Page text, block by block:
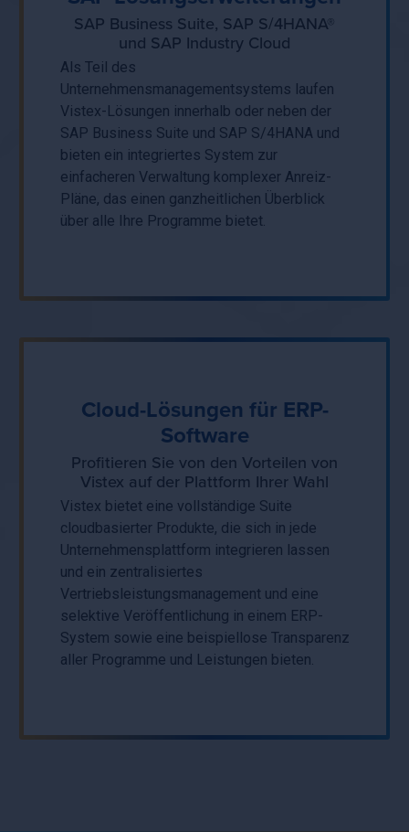
SAP Business Suite, SAP S/4HANA®
und SAP Industry Cloud
Als Teil des
Unternehmensmanagementsystems laufen
Vistex-Lösungen innerhalb oder neben der
SAP Business Suite und SAP S/4HANA und
bieten ein integriertes System zur
einfacheren Verwaltung komplexer Anreiz-
Pläne, das einen ganzheitlichen Überblick
über alle Ihre Programme bietet.
Cloud-Lösungen für ERP-
Software
Profitieren Sie von den Vorteilen von
Vistex auf der Plattform Ihrer Wahl
Vistex bietet eine vollständige Suite
cloudbasierter Produkte, die sich in jede
Unternehmensplattform integrieren lassen
und ein zentralisiertes
Vertriebsleistungsmanagement und eine
selektive Veröffentlichung in einem ERP-
System sowie eine beispiellose Transparenz
aller Programme und Leistungen bieten.